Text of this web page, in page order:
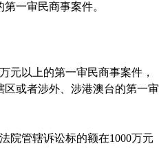
一审民商事案件。
万元以上的第一审民商事案件，
或者涉外、涉港澳台的第一审
院管辖诉讼标的额在1000万元